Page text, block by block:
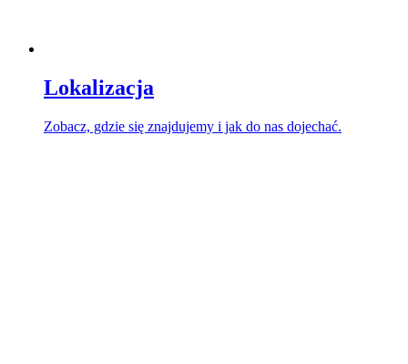
Lokalizacja
Zobacz, gdzie się znajdujemy i jak do nas dojechać.